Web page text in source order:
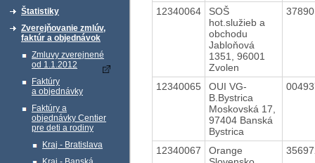
Štatistiky
Zverejňovanie zmlúv,
faktúr a objednávok
Zmluvy zverejnené
od 1.1.2012
Faktúry
a objednávky
Faktúry a
objednávky Centier
pre deti a rodiny
Kraj - Bratislava
12340064
SOŠ
hot.služieb a
obchodu
Jabloňová
1351, 96001
Zvolen
12340065
OUI VG-
B.Bystrica
Moskovská 17,
97404 Banská
Bystrica
12340067
Orange